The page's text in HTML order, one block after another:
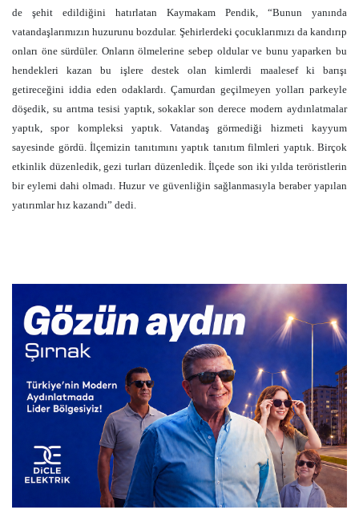
de şehit edildiğini hatırlatan Kaymakam Pendik, “Bunun yanında
vatandaşlarımızın huzurunu bozdular. Şehirlerdeki çocuklarımızı da kandırıp
onları öne sürdüler. Onların ölmelerine sebep oldular ve bunu yaparken bu
hendekleri kazan bu işlere destek olan kimlerdi maalesef ki barışı
getireceğini iddia eden odaklardı. Çamurdan geçilmeyen yolları parkeyle
döşedik, su arıtma tesisi yaptık, sokaklar son derece modern aydınlatmalar
yaptık, spor kompleksi yaptık. Vatandaş görmediği hizmeti kayyum
sayesinde gördü. İlçemizin tanıtımını yaptık tanıtım filmleri yaptık. Birçok
etkinlik düzenledik, gezi turları düzenledik. İlçede son iki yılda teröristlerin
bir eylemi dahi olmadı. Huzur ve güvenliğin sağlanmasıyla beraber yapılan
yatırımlar hız kazandı” dedi.